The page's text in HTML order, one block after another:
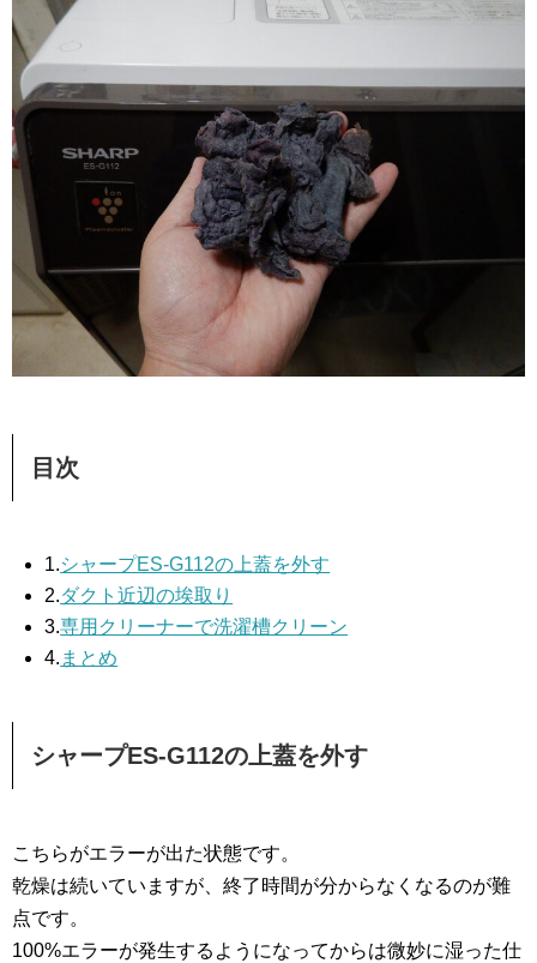
目次
1.シャープES-G112の上蓋を外す
2.ダクト近辺の埃取り
3.専用クリーナーで洗濯槽クリーン
4. まとめ
シャープES-G112の上蓋を外す
こちらがエラーが出た状態です。
乾燥は続いていますが、終了時間が分からなくなるのが難
点です。
100%エラーが発生するようになってからは微妙に湿った仕